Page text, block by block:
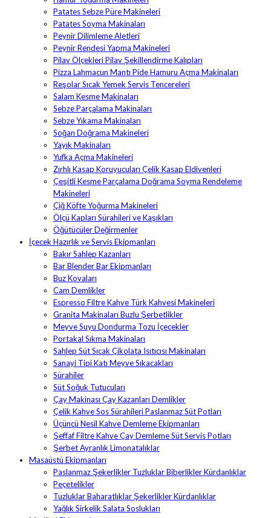
Patates Sebze Püre Makineleri
Patates Soyma Makinaları
Peynir Dilimleme Aletleri
Peynir Rendesi Yapma Makineleri
Pilav Ölçekleri Pilav Şekillendirme Kalıpları
Pizza Lahmacun Mantı Pide Hamuru Açma Makinaları
Reşolar Sıcak Yemek Servis Tencereleri
Salam Kesme Makinaları
Sebze Parçalama Makinaları
Sebze Yıkama Makinaları
Soğan Doğrama Makineleri
Yayık Makinaları
Yufka Açma Makineleri
Zırhlı Kasap Koruyucuları Çelik Kasap Eldivenleri
Çeşitli Kesme Parçalama Doğrama Soyma Rendeleme
Makineleri
Çiğ Köfte Yoğurma Makineleri
Ölçü Kapları Sürahileri ve Kaşıkları
Öğütücüler Değirmenler
İçecek Hazırlık ve Servis Ekipmanları
Bakır Sahlep Kazanları
Bar Blender Bar Ekipmanları
Buz Kovaları
Cam Demlikler
Espresso Filtre Kahve Türk Kahvesi Makineleri
Granita Makinaları Buzlu Şerbetlikler
Meyve Suyu Dondurma Tozu İçecekler
Portakal Sıkma Makinaları
Sahlep Süt Sıcak Çikolata Isıtıcısı Makinaları
Sanayi Tipi Katı Meyve Sıkacakları
Sürahiler
Süt Soğuk Tutucuları
Çay Makinası Çay Kazanları Demlikler
Çelik Kahve Sos Sürahileri Paslanmaz Süt Potları
Üçüncü Nesil Kahve Demleme Ekipmanları
Şeffaf Filtre Kahve Çay Demleme Süt Servis Potları
Şerbet Ayranlık Limonatalıklar
Masaüstü Ekipmanları
Paslanmaz Şekerlikler Tuzluklar Biberlikler Kürdanlıklar
Peçetelikler
Tuzluklar Baharatlıklar Şekerlikler Kürdanlıklar
Yağlık Sirkelik Salata Soslukları